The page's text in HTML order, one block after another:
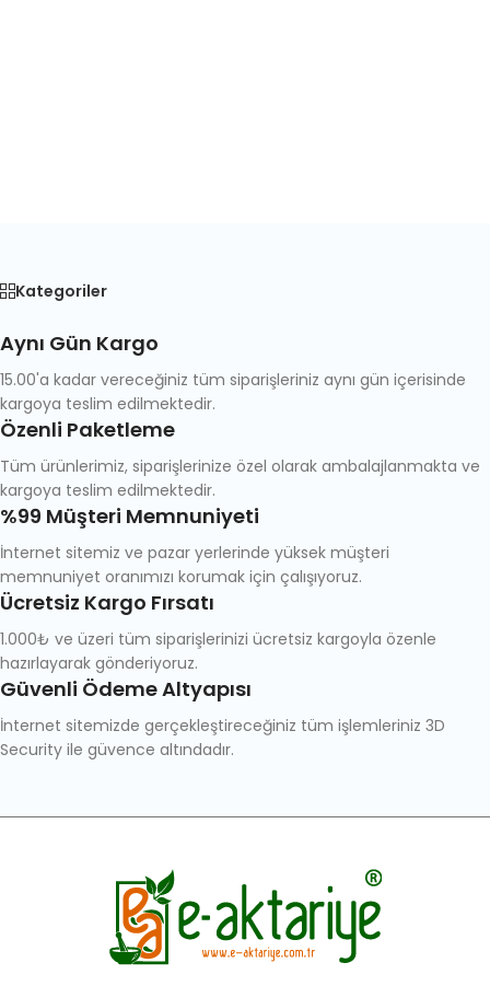
Kategoriler
Aynı Gün Kargo
15.00'a kadar vereceğiniz tüm siparişleriniz aynı gün içerisinde
kargoya teslim edilmektedir.
Özenli Paketleme
Tüm ürünlerimiz, siparişlerinize özel olarak ambalajlanmakta ve
kargoya teslim edilmektedir.
%99 Müşteri Memnuniyeti
İnternet sitemiz ve pazar yerlerinde yüksek müşteri
memnuniyet oranımızı korumak için çalışıyoruz.
Ücretsiz Kargo Fırsatı
1.000₺ ve üzeri tüm siparişlerinizi ücretsiz kargoyla özenle
hazırlayarak gönderiyoruz.
Güvenli Ödeme Altyapısı
İnternet sitemizde gerçekleştireceğiniz tüm işlemleriniz 3D
Security ile güvence altındadır.